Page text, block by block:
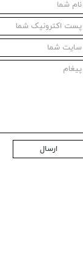
ارسال